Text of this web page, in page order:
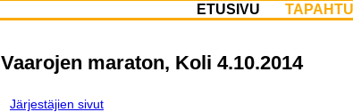
ETUSIVU
Vaarojen maraton, Koli 4.10.2014
Järjestäjien sivut